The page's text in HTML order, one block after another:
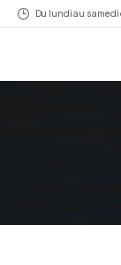
Du lundi au